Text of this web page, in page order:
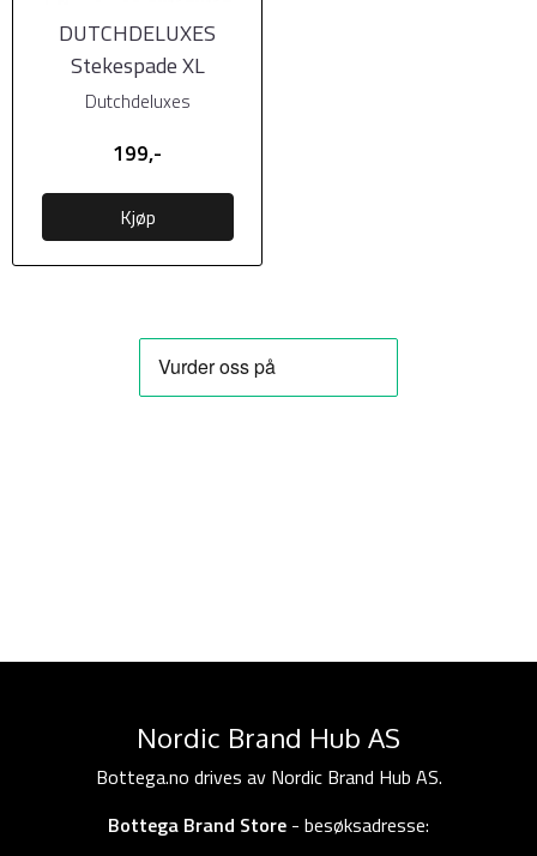
DUTCHDELUXES
Stekespade XL
Dutchdeluxes
199,-
Kjøp
Nordic Brand Hub AS
Bottega.no drives av Nordic Brand Hub AS.
Bottega Brand Store - besøksadresse: